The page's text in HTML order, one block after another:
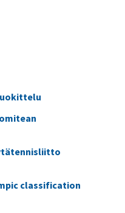
classification